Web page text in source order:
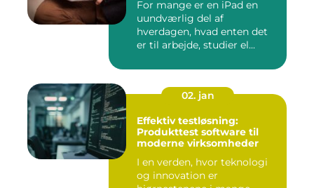
For mange er en iPad en
uundværlig del af
hverdagen, hvad enten det
er til arbejde, studier el...
02. jan
Effektiv testløsning:
Produkttest software til
moderne virksomheder
I en verden, hvor teknologi
og innovation er